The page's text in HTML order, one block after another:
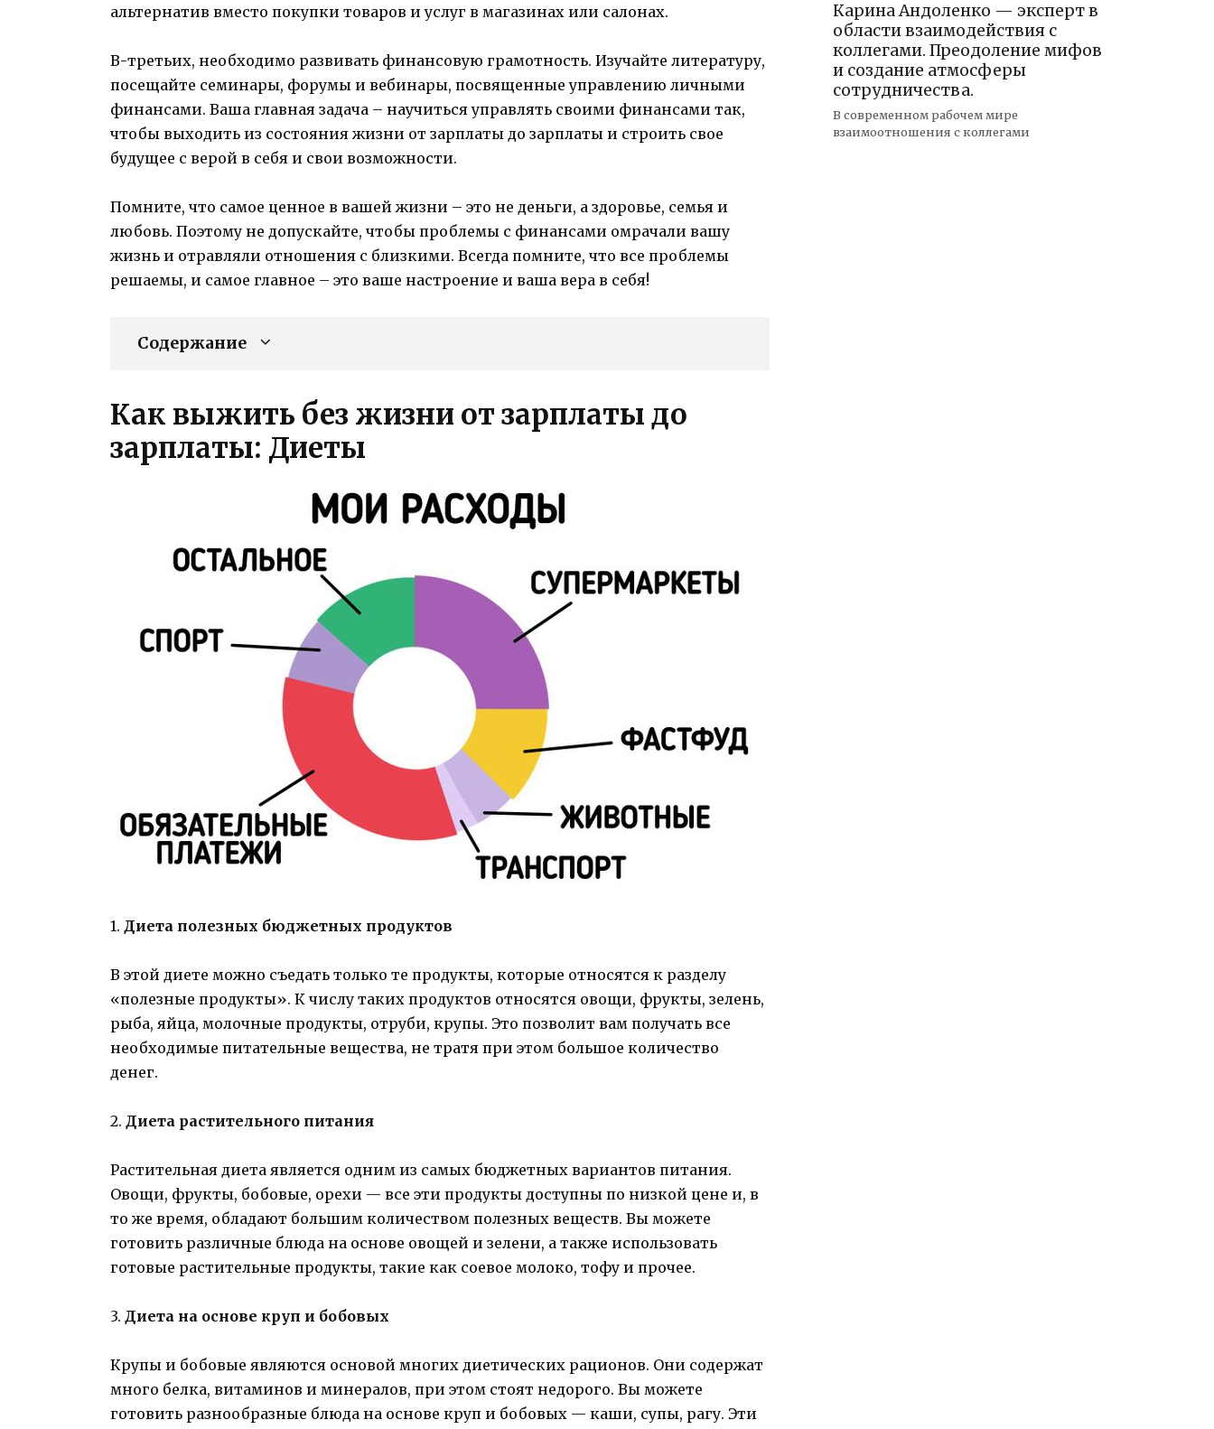
альтернатив вместо покупки товаров и услуг в магазинах или салонах.
В-третьих, необходимо развивать финансовую грамотность. Изучайте литературу,
посещайте семинары, форумы и вебинары, посвященные управлению личными
финансами. Ваша главная задача – научиться управлять своими финансами так,
чтобы выходить из состояния жизни от зарплаты до зарплаты и строить свое
будущее с верой в себя и свои возможности.
Помните, что самое ценное в вашей жизни – это не деньги, а здоровье, семья и
любовь. Поэтому не допускайте, чтобы проблемы с финансами омрачали вашу
жизнь и отравляли отношения с близкими. Всегда помните, что все проблемы
решаемы, и самое главное – это ваше настроение и ваша вера в себя!
Содержание
Как выжить без жизни от зарплаты до
зарплаты: Диеты
1. Диета полезных бюджетных продуктов
В этой диете можно съедать только те продукты, которые относятся к разделу
«полезные продукты». К числу таких продуктов относятся овощи, фрукты, зелень,
рыба, яйца, молочные продукты, отруби, крупы. Это позволит вам получать все
необходимые питательные вещества, не тратя при этом большое количество
денег.
2. Диета растительного питания
Растительная диета является одним из самых бюджетных вариантов питания.
Овощи, фрукты, бобовые, орехи — все эти продукты доступны по низкой цене и, в
то же время, обладают большим количеством полезных веществ. Вы можете
готовить различные блюда на основе овощей и зелени, а также использовать
готовые растительные продукты, такие как соевое молоко, тофу и прочее.
3. Диета на основе круп и бобовых
Крупы и бобовые являются основой многих диетических рационов. Они содержат
много белка, витаминов и минералов, при этом стоят недорого. Вы можете
готовить разнообразные блюда на основе круп и бобовых — каши, супы, рагу. Эти
Карина Андоленко — эксперт в
области взаимодействия с
коллегами. Преодоление мифов
и создание атмосферы
сотрудничества.
В современном рабочем мире
взаимоотношения с коллегами